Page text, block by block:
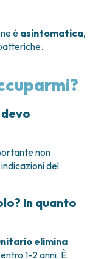
è asintomatica,
non
del
In quanto
elimina
1-2 anni. È